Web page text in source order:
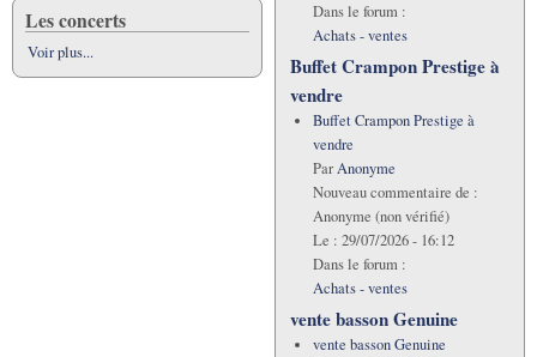
Les concerts
Voir plus...
Dans le forum :
Achats - ventes
Buffet Crampon Prestige à
vendre
Buffet Crampon Prestige à
vendre
ParAnonyme
Nouveau commentaire de :
Anonyme (non vérifié)
Le : 29/07/2026 - 16:12
Dans le forum :
Achats - ventes
vente basson Genuine
vente basson Genuine